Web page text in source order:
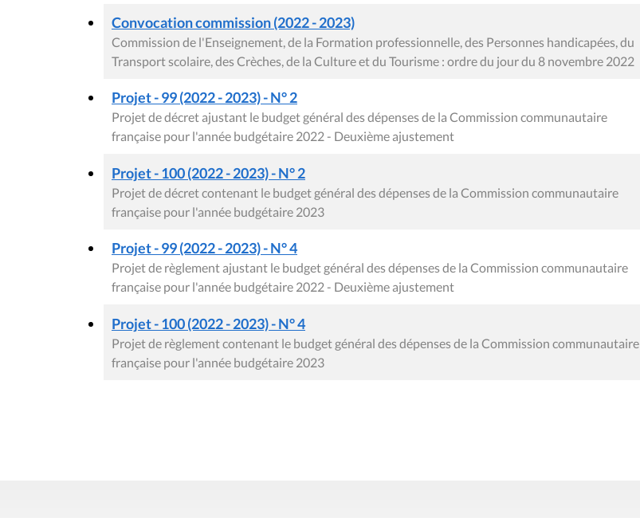
Convocation commission (2022 - 2023)
Commission de l'Enseignement, de la Formation professionnelle, des Personnes handicapées, du
Transport scolaire, des Crèches, de la Culture et du Tourisme : ordre du jour du 8 novembre 2022
Projet - 99 (2022 - 2023) - N° 2
Projet de décret ajustant le budget général des dépenses de la Commission communautaire
française pour l'année budgétaire 2022 - Deuxième ajustement
Projet - 100 (2022 - 2023) - N° 2
Projet de décret contenant le budget général des dépenses de la Commission communautaire
française pour l'année budgétaire 2023
Projet - 99 (2022 - 2023) - N° 4
Projet de règlement ajustant le budget général des dépenses de la Commission communautaire
française pour l'année budgétaire 2022 - Deuxième ajustement
Projet - 100 (2022 - 2023) - N° 4
Projet de règlement contenant le budget général des dépenses de la Commission communautaire
française pour l'année budgétaire 2023